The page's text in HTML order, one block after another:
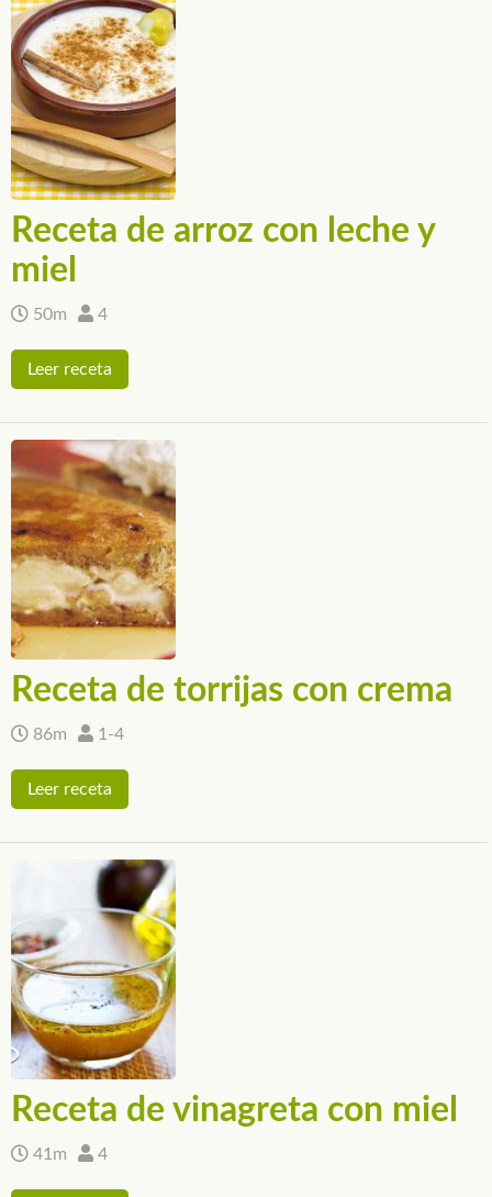
Receta de arroz con leche y
miel
50m 4
Leer receta
Receta de torrijas con crema
86m 1-4
Leer receta
Receta de vinagreta con miel
41m 4